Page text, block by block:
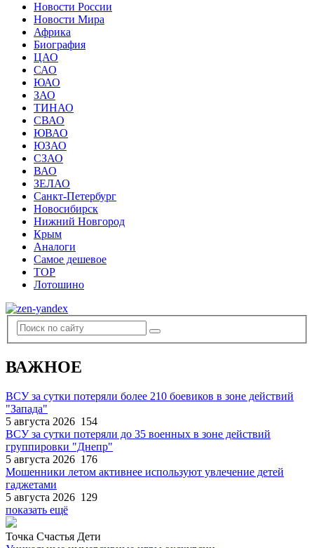
Новости России
Новости Мира
Африка
Биография
ЦАО
САО
ЮАО
ЗАО
ТИНАО
СВАО
ЮВАО
ЮЗАО
СЗАО
ВАО
ЗЕЛАО
Санкт-Петербург
Новосибирск
Нижний Новгород
Крым
Аналоги
Самое дешевое
TOP
Лотошино
ВАЖНОЕ
ВСУ за сутки потеряли более 210 боевиков в зоне действий
"Запада"
5 августа 2026 154
ВСУ за сутки потеряли до 35 военных в зоне действий
группировки "Днепр"
5 августа 2026 176
Мошенники летом активнее используют увлечение детей
гаджетами
5 августа 2026 129
показать ещё
Точка Счастья Дети